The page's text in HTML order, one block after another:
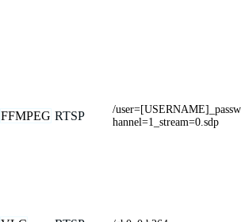
FFMPEG RTSP
/
hannel=1_stream=0.sdp